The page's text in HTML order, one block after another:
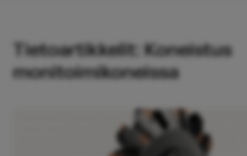
Tietoartikkelit: Koneistus
monitoimikoneissa